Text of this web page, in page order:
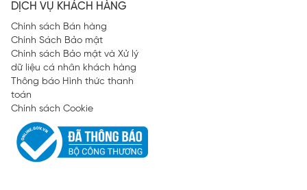
DỊCH VỤ KHÁCH HÀNG
Chính sách Bán hàng
Chính Sách Bảo mật
Chính sách Bảo mật và Xử lý
dữ liệu cá nhân khách hàng
Thông báo Hình thức thanh
toán
Chính sách Cookie